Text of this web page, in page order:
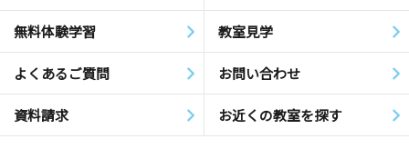
無料体験学習 教室見学
よくあるご質問 お問い合わせ
資料請求 お近くの教室を探す